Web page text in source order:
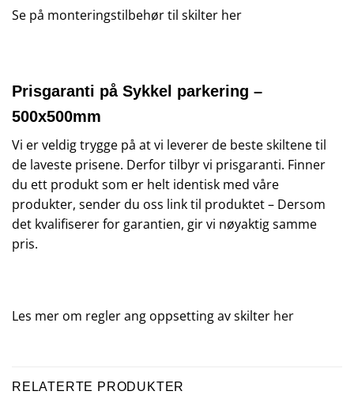
Se på monteringstilbehør til skilter her
Prisgaranti på Sykkel parkering –
500x500mm
Vi er veldig trygge på at vi leverer de beste skiltene til
de laveste prisene. Derfor tilbyr vi prisgaranti. Finner
du ett produkt som er helt identisk med våre
produkter, sender du oss link til produktet – Dersom
det kvalifiserer for garantien, gir vi nøyaktig samme
pris.
Les mer om regler ang oppsetting av skilter her
RELATERTE PRODUKTER